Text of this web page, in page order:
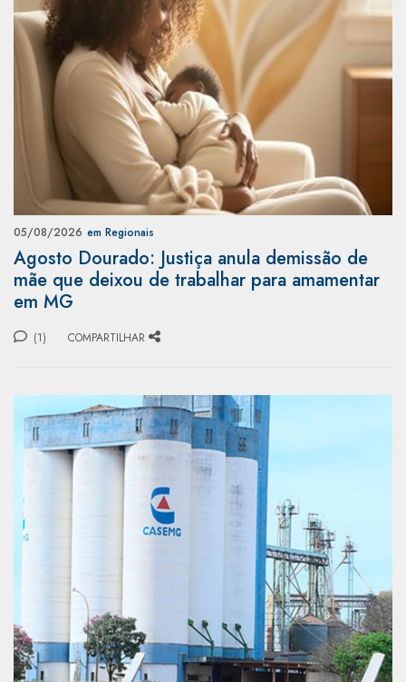
05/08/2026 em Regionais
Agosto Dourado: Justiça anula demissão de
mãe que deixou de trabalhar para amamentar
em MG
(1) COMPARTILHAR